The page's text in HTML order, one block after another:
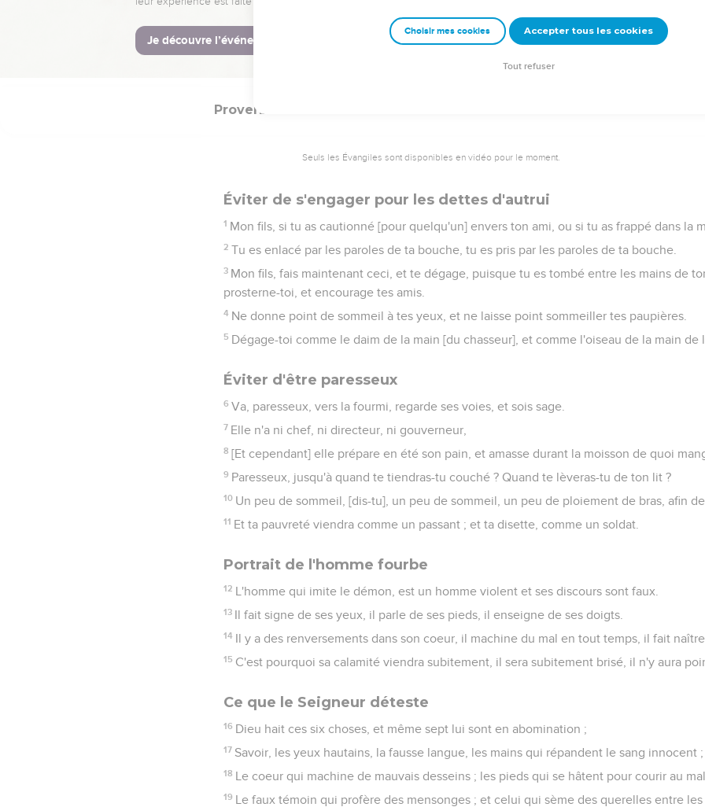
Vu que les voies de l'homme sont devant les yeux de l'Eternel, et qu'il pèse toutes
22 Les iniquités du méchant l'attraperont, et il sera retenu par les cordes de son péché.
Il mourra faute d'instruction, et il ira errant par la grandeur de sa folie.
Proverbes
Seuls les Évangiles sont disponibles en vidéo pour le moment.
Éviter de s'engager pour les dettes d'autrui
1 Mon fils, si tu as cautionné [pour quelqu'un] envers ton ami, ou si tu as frappé dans la
2 Tu es enlacé par les paroles de ta bouche, tu es pris par les paroles de ta bouche.
3 Mon fils, fais maintenant ceci, et te dégage, puisque tu es tombé entre les mains de
prosterne-toi, et encourage tes amis.
4 Ne donne point de sommeil à tes yeux, et ne laisse point sommeiller tes paupières.
5 Dégage-toi comme le daim de la main [du chasseur], et comme l'oiseau de la main de
Éviter d'être paresseux
6 Va, paresseux, vers la fourmi, regarde ses voies, et sois sage.
7 Elle n'a ni chef, ni directeur, ni gouverneur,
8 [Et cependant] elle prépare en été son pain, et amasse durant la moisson de quoi
9 Paresseux, jusqu'à quand te tiendras-tu couché ? Quand te lèveras-tu de ton lit ?
10 Un peu de sommeil, [dis-tu], un peu de sommeil, un peu de ploiement de bras, afin
11 Et ta pauvreté viendra comme un passant ; et ta disette, comme un soldat.
Portrait de l'homme fourbe
12 L'homme qui imite le démon, est un homme violent et ses discours sont faux.
13 Il fait signe de ses yeux, il parle de ses pieds, il enseigne de ses doigts.
14 Il y a des renversements dans son coeur, il machine du mal en tout temps, il fait
15 C'est pourquoi sa calamité viendra subitement, il sera subitement brisé, il n'y aura
Ce que le Seigneur déteste
16 Dieu hait ces six choses, et même sept lui sont en abomination ;
17 Savoir, les yeux hautains, la fausse langue, les mains qui répandent le sang innocent ;
18 Le coeur qui machine de mauvais desseins ; les pieds qui se hâtent pour courir au
19 Le faux témoin qui profère des mensonges ; et celui qui sème des querelles entre les
Choisir mes cookies Accepter tous les cookies
Tout refuser